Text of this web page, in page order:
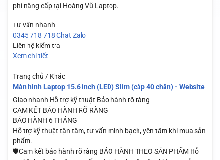
phí nâng cấp tại Hoàng Vũ Laptop.
Tư vấn nhanh
0345 718 718 Chat Zalo
Liên hệ kiểm tra
Xem chi tiết
Trang chủ / Khác
Màn hình Laptop 15.6 inch (LED) Slim (cáp 40 chân) - Website
Giao nhanh Hỗ trợ kỹ thuật Bảo hành rõ ràng
CAM KẾT BẢO HÀNH RÕ RÀNG
BẢO HÀNH 6 THÁNG
Hỗ trợ kỹ thuật tận tâm, tư vấn minh bạch, yên tâm khi mua sản
phẩm.
🛡️Cam kết bảo hành rõ ràng BẢO HÀNH THEO SẢN PHẨM Hỗ